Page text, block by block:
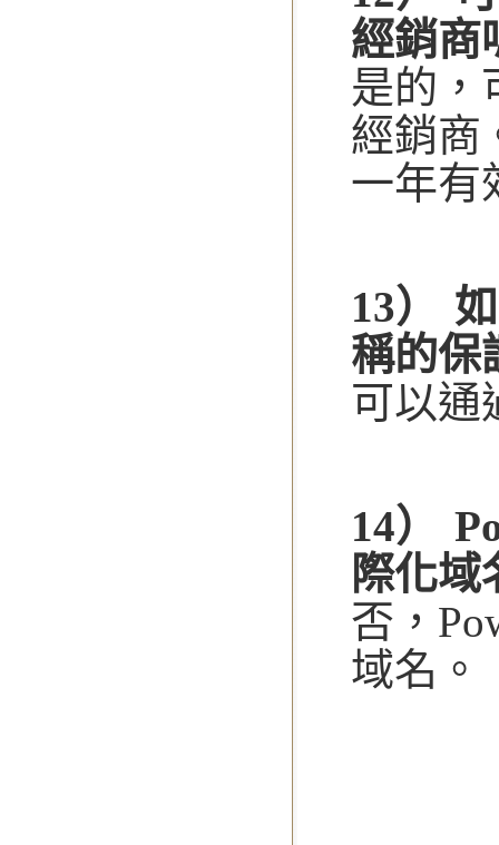
經銷商
是的，
經銷商
一年有
13）
稱的保
可以通
14）
際化
否，
域名。